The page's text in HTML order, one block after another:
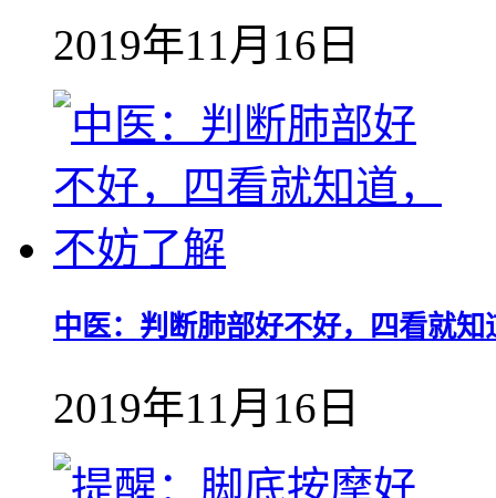
2019年11月16日
中医：判断肺部好不好，四看就知
2019年11月16日